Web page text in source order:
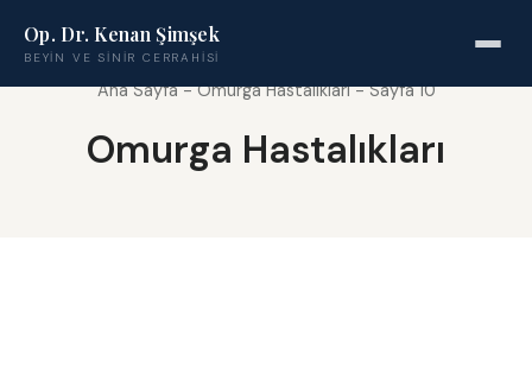
Op. Dr. Kenan Şimşek
BEYIN VE SINIR CERRAHISI
Ana Sayfa-Omurga Hastalıkları-Sayfa 10
Omurga Hastalıkları